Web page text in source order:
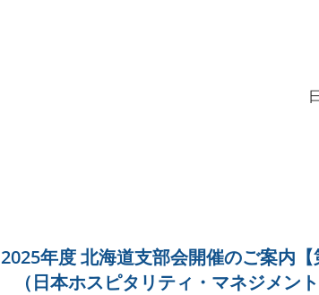
2025年度 北海道支部会開催のご案内【
（日本ホスピタリティ・マネジメント